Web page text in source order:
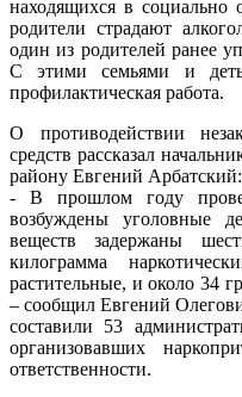
находящихся в
родители страдают
один из родителей ранее
С этими семьями и
профилактическая работа.
О противодействии
средств рассказал
району Евгений Арбатский:
- В прошлом году
возбуждены уголовные
веществ задержаны
килограмма
растительные, и около 34
– сообщил Евгений
составили 53
организовавших
ответственности.